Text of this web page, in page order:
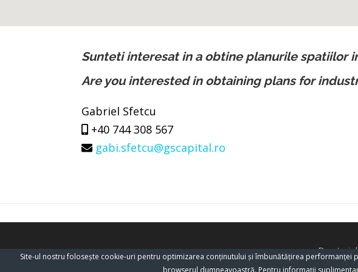
Sunteti interesat in a obtine planurile spatiilor
Are you interested in obtaining plans for
Gabriel Sfetcu
+40 744 308 567
gabi.sfetcu@gscapital.ro
Drepturi
Site-ul nostru foloseşte cookie-uri pentru optimizarea conţinutului şi îmbunătăţirea
browserul dumneavoastră. Pentru informaţii